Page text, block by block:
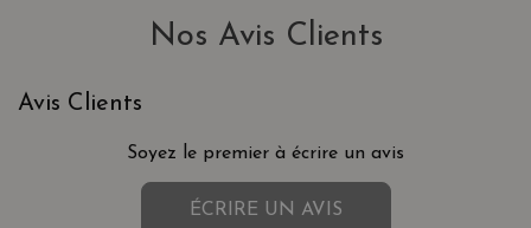
Nos Avis Clients
Avis Clients
Soyez le premier à écrire un avis
ÉCRIRE UN AVIS